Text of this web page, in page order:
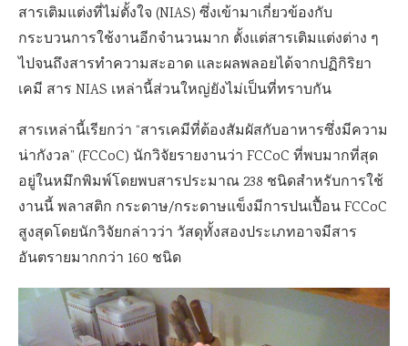
สารเติมแต่งที่ไม่ตั้งใจ (NIAS) ซึ่งเข้ามาเกี่ยวข้องกับ
กระบวนการใช้งานอีกจำนวนมาก ตั้งแต่สารเติมแต่งต่าง ๆ
ไปจนถึงสารทำความสะอาด และผลพลอยได้จากปฏิกิริยา
เคมี สาร NIAS เหล่านี้ส่วนใหญ่ยังไม่เป็นที่ทราบกัน
สารเหล่านี้เรียกว่า “สารเคมีที่ต้องสัมผัสกับอาหารซึ่งมีความ
น่ากังวล” (FCCoC) นักวิจัยรายงานว่า FCCoC ที่พบมากที่สุด
อยู่ในหมึกพิมพ์โดยพบสารประมาณ 238 ชนิดสำหรับการใช้
งานนี้ พลาสติก กระดาษ/กระดาษแข็งมีการปนเปื้อน FCCoC
สูงสุดโดยนักวิจัยกล่าวว่า วัสดุทั้งสองประเภทอาจมีสาร
อันตรายมากกว่า 160 ชนิด